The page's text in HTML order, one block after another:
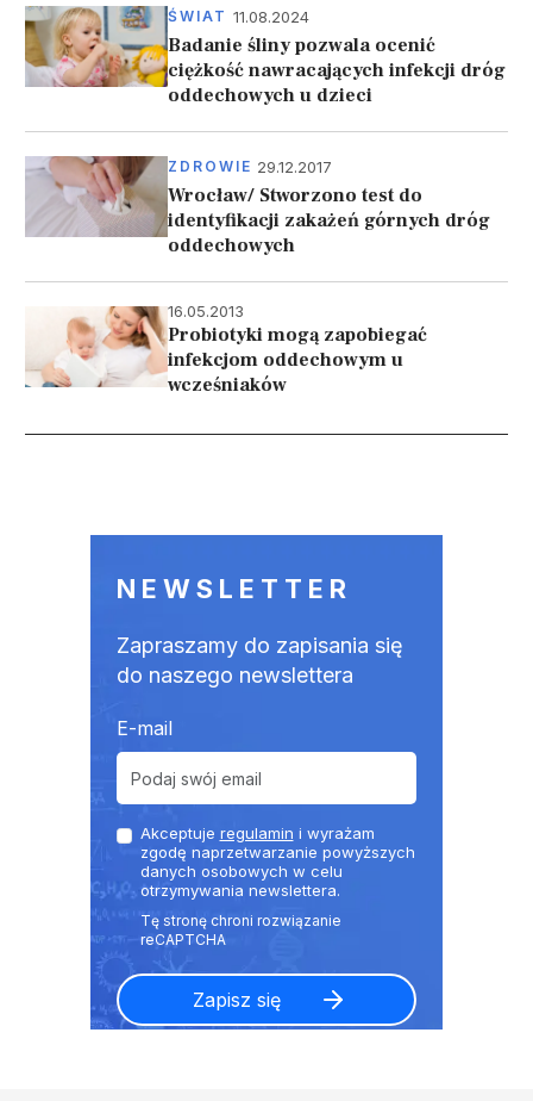
ŚWIAT 11.08.2024
Badanie śliny pozwala ocenić
ciężkość nawracających infekcji dróg
oddechowych u dzieci
ZDROWIE 29.12.2017
Wrocław/ Stworzono test do
identyfikacji zakażeń górnych dróg
oddechowych
16.05.2013
Probiotyki mogą zapobiegać
infekcjom oddechowym u
wcześniaków
NEWSLETTER
Zapraszamy do zapisania się
do naszego newslettera
E-mail
Akceptuje regulamin i wyrażam
zgodę naprzetwarzanie powyższych
danych osobowych w celu
otrzymywania newslettera.